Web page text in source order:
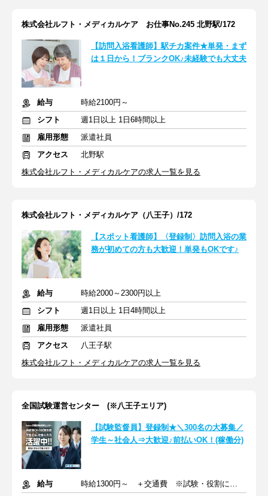
株式会社ルフト・メディカルケア お仕事No.245 北野駅/172
【訪問入浴看護師】駅チカ案件★単発・まず
は１日から！ブランクOK♪未経験でも大丈夫
給与
時給2100円～
シフト
週1日以上 1日6時間以上
雇用形態
派遣社員
アクセス
北野駅
株式会社ルフト・メディカルケアの求人一覧を見る
株式会社ルフト・メディカルケア（八王子）/172
【スポット看護師】〈登録制〉訪問入浴の業
務が初めての方も大歓迎！単発もOKです♪
給与
時給2000～2300円以上
シフト
週1日以上 1日4時間以上
雇用形態
派遣社員
アクセス
八王子駅
株式会社ルフト・メディカルケアの求人一覧を見る
全国試験運営センター (※八王子エリア)
【試験監督員】登録制★＼300名の大募集／
学生～社会人⇒大歓迎♪前払いOK！(稼働分)
給与
時給1300円～ ＋交通費 ※試験・役割により手当あり